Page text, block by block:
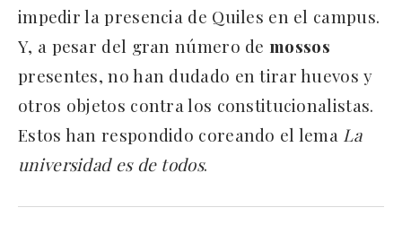
impedir la presencia de Quiles en el campus.
Y, a pesar del gran número de mossos
presentes, no han dudado en tirar huevos y
otros objetos contra los constitucionalistas.
Estos han respondido coreando el lema La
universidad es de todos.